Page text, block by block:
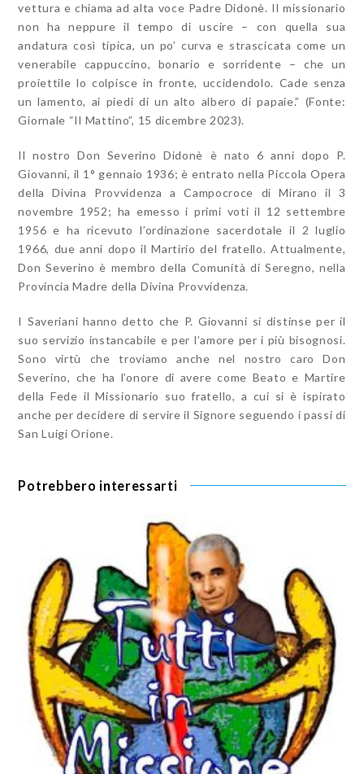
vettura e chiama ad alta voce Padre Didonè. Il missionario
non ha neppure il tempo di uscire – con quella sua
andatura così tipica, un po’ curva e strascicata come un
venerabile cappuccino, bonario e sorridente – che un
proiettile lo colpisce in fronte, uccidendolo. Cade senza
un lamento, ai piedi di un alto albero di papaie.” (Fonte:
Giornale “Il Mattino”, 15 dicembre 2023).
Il nostro Don Severino Didonè è nato 6 anni dopo P.
Giovanni, il 1° gennaio 1936; è entrato nella Piccola Opera
della Divina Provvidenza a Campocroce di Mirano il 3
novembre 1952; ha emesso i primi voti il 12 settembre
1956 e ha ricevuto l’ordinazione sacerdotale il 2 luglio
1966, due anni dopo il Martirio del fratello. Attualmente,
Don Severino è membro della Comunità di Seregno, nella
Provincia Madre della Divina Provvidenza.
I Saveriani hanno detto che P. Giovanni si distinse per il
suo servizio instancabile e per l’amore per i più bisognosi.
Sono virtù che troviamo anche nel nostro caro Don
Severino, che ha l’onore di avere come Beato e Martire
della Fede il Missionario suo fratello, a cui si è ispirato
anche per decidere di servire il Signore seguendo i passi di
San Luigi Orione.
Potrebbero interessarti